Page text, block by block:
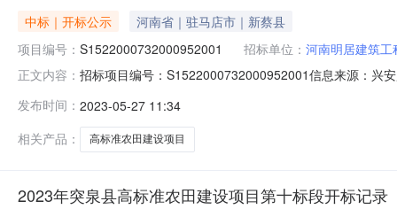
中标｜开标公示
河南省｜驻马店市｜新蔡县
项目编号： S1522000732000952001 招标单位： 河南明居建筑工
正文内容： 招标项目编号：S1522000732000952001信息来源：兴
天;质量要求:;保证金金额:0.00元,投标文件递交时间:未上
发布时间： 2023-05-27 11:34
相关产品：
高标准农田建设项目
2023年突泉县高标准农田建设项目第十标段开标记录